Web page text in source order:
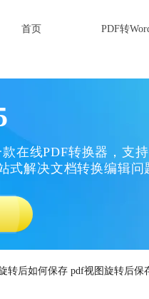
首页 PDF转
在线PDF转换器，支
式解决文档转换编辑问
转后如何保存 pdf视图旋转后保